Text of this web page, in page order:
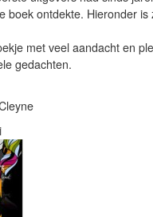
boek ontdekte. Hieronder is
met veel aandacht en
gedachten.